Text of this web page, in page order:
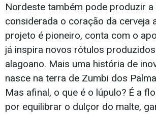
Nordeste também pode produzir
considerada o coração da cerveja
projeto é pioneiro, conta com o
já inspira novos rótulos
alagoano. Mais uma história de
nasce na terra de Zumbi dos
Mas afinal, o que é o lúpulo? É a
por equilibrar o dulçor do malte,